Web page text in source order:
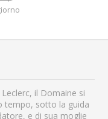
il Domaine si
tempo, sotto la guida
e di sua moglie